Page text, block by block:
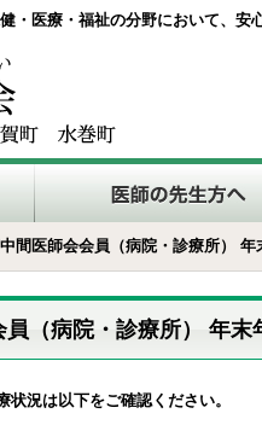
・医療・福祉の分野において、安
間医師会会員（病院・診療所） 年
（病院・診療所） 年末
況は以下をご確認ください。